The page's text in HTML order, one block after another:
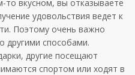
то вкусном, вы отказываете
удовольствия ведет к
Поэтому очень важно
другими способами.
другие посещают
спортом или ходят в